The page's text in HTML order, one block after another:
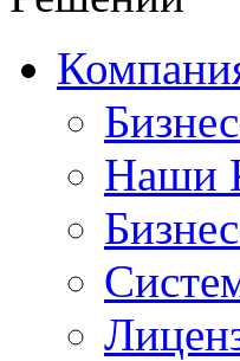
Наши